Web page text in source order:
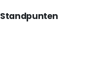
Standpunten